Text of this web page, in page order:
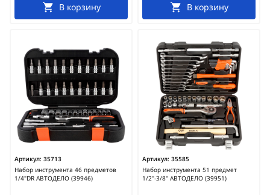
В корзину В корзину
Артикул: 35713
Набор инструмента 46 предметов
1/4"DR АВТОДЕЛО (39946)
Артикул: 35585
Набор инструмента 51 предмет
1/2"-3/8" АВТОДЕЛО (39951)